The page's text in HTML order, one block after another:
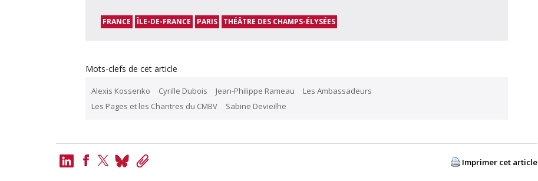
FRANCE ÎLE-DE-FRANCE PARIS THÉÂTRE DES CHAMPS-ÉLYSÉES
Mots-clefs de cet article
Alexis Kossenko Cyrille Dubois Jean-Philippe Rameau
Les Ambassadeurs
Les Pages et les Chantres du CMBV
Sabine Devieilhe
LinkedIn
BlueskyCopy
Imprimer cet article